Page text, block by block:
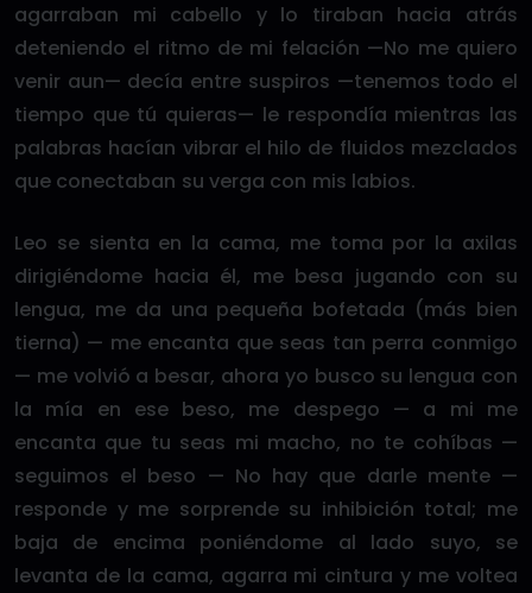
agarraban mi cabello y lo tiraban hacia atrás
deteniendo el ritmo de mi felación —No me quiero
venir aun— decía entre suspiros —tenemos todo el
tiempo que tú quieras— le respondía mientras las
palabras hacían vibrar el hilo de fluidos mezclados
que conectaban su verga con mis labios.
Leo se sienta en la cama, me toma por la axilas
dirigiéndome hacia él, me besa jugando con su
lengua, me da una pequeña bofetada (más bien
tierna) — me encanta que seas tan perra conmigo
— me volvió a besar, ahora yo busco su lengua con
la mía en ese beso, me despego — a mi me
encanta que tu seas mi macho, no te cohíbas —
seguimos el beso — No hay que darle mente —
responde y me sorprende su inhibición total; me
baja de encima poniéndome al lado suyo, se
levanta de la cama, agarra mi cintura y me voltea